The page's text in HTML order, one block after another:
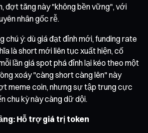
đợt tăng này "không bền vững", với
nhân gốc rễ.
chú ý: dù giá đạt đỉnh mới, funding rate
là short mới liên tục xuất hiện, cố
lần giá spot phá đỉnh lại kéo theo một
xoáy "càng short càng lên" này
meme coin, nhưng sự tập trung cực
chu kỳ này càng dữ dội.
Hỗ trợ giá trị token